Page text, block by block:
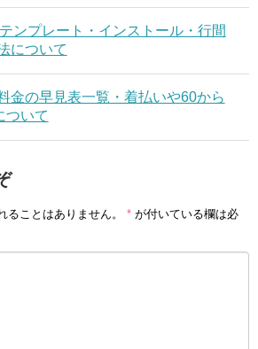
ンプレート・インストール・行間
について
金の早見表一覧・着払いや60から
ついて
ることはありません。 * が付いている欄は必